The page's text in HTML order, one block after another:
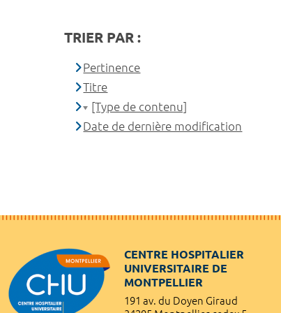
TRIER PAR :
Pertinence
Titre
[Type de contenu]
Date de dernière modification
CENTRE HOSPITALIER
UNIVERSITAIRE DE
MONTPELLIER
191 av. du Doyen Giraud